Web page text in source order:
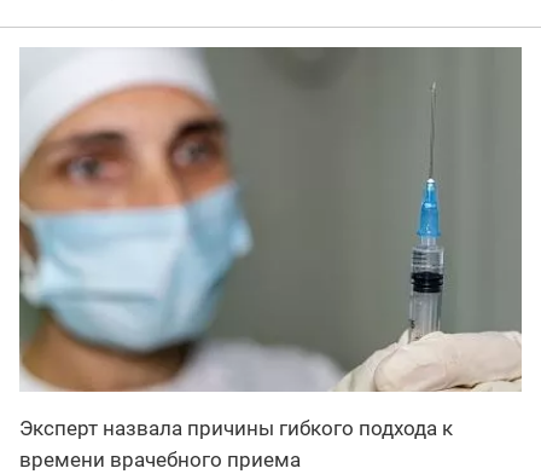
Эксперт назвала причины гибкого подхода к
времени врачебного приема